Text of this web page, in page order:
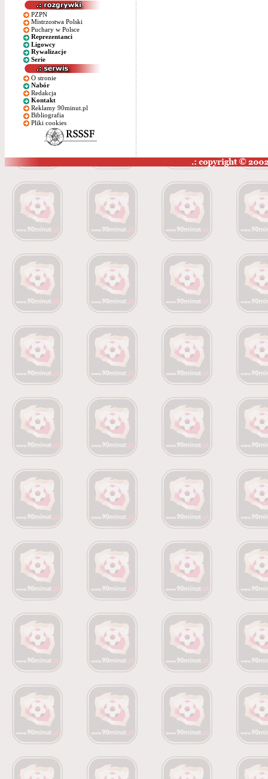
PZPN
Mistrzostwa Polski
Puchary w Polsce
Reprezentanci
Ligowcy
Rywalizacje
Serie
O stronie
Nabór
Redakcja
Kontakt
Reklamy 90minut.pl
Bibliografia
Pliki cookies